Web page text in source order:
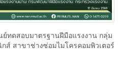
ทดสอบมาตรฐานฝีมือแรงงาน กลุ่ม
ส์ สาขาช่างซ่อมไมโครคอมพิวเตอร์